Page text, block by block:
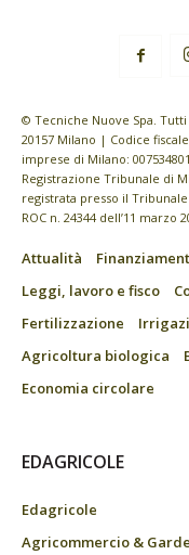
© Tecniche Nuove Spa.
20157 Milano | Codice
imprese di Milano:
Registrazione Tribunale di
registrata presso il Tribunale
ROC n. 24344 dell’11 marzo
Attualità
Leggi, lavoro e fisco
Fertilizzazione
Agricoltura biologica
Economia circolare
EDAGRICOLE
Edagricole
Agricommercio &